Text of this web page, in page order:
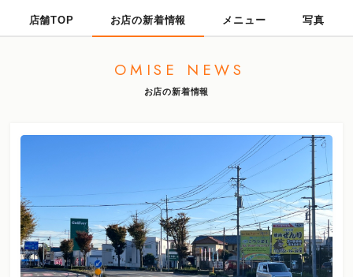
店舗TOP お店の新着情報 メニュー 写真
OMISE NEWS
お店の新着情報